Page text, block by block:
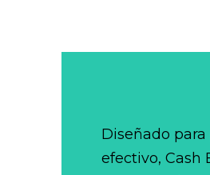
Diseñado
efectivo, Cash